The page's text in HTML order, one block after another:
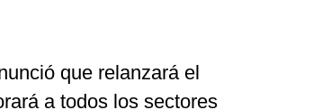
que relanzará el
a todos los sectores